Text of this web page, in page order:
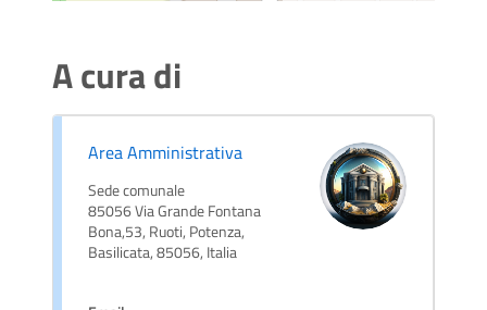
A cura di
Area Amministrativa
Sede comunale
85056 Via Grande Fontana
Bona,53, Ruoti, Potenza,
Basilicata, 85056, Italia